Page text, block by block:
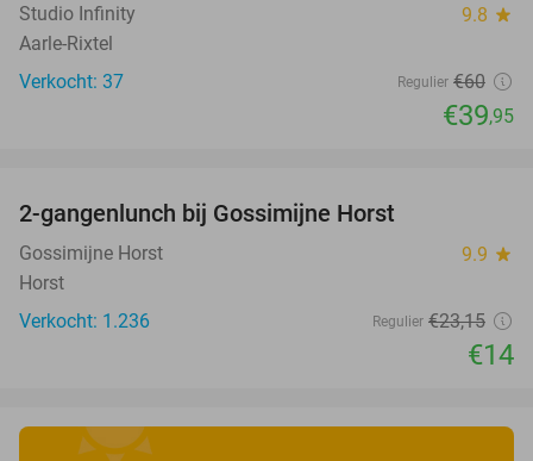
Studio Infinity 9.8 star
Aarle-Rixtel
Verkocht: 37
Regulier €60
€39,95
2-gangenlunch bij Gossimijne Horst
Gossimijne Horst 9.9 star
Horst
Verkocht: 1.236
Regulier €23,15
€14